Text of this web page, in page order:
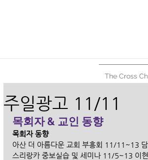
The Cross
주일광고 11/11
목회자 & 교인 동향
목회자 동향
아산 더 아름다운 교회 부흥회 11/11~13
스리랑카 중보실습 및 세미나 11/5~13 이